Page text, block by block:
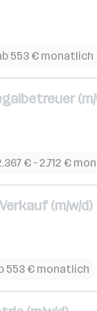
553 € monatlich
€ – 2.712 €
(m/w/d)
553 € monatlich